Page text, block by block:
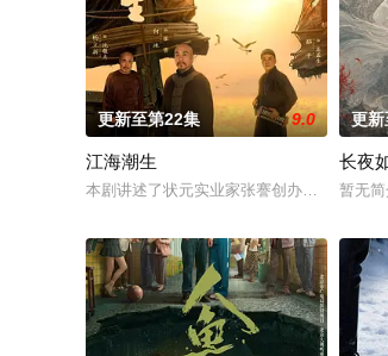
更新至第22集 9.0
江海潮生
本剧讲述了状元实业家张謇创办大生企业，
更新
长夜
暂无